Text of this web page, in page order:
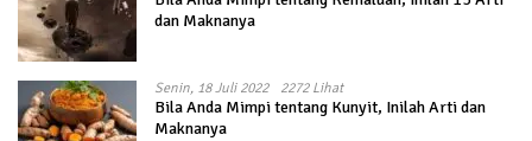
dan Maknanya
Senin, 18 Juli 2022 2272 Lihat
Bila Anda Mimpi tentang Kunyit, Inilah Arti dan
Maknanya